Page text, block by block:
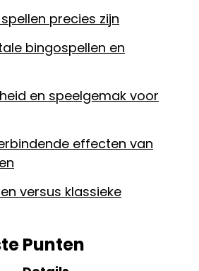
precies zijn
bingospellen en
en speelgemak voor
effecten van
versus klassieke
Punten